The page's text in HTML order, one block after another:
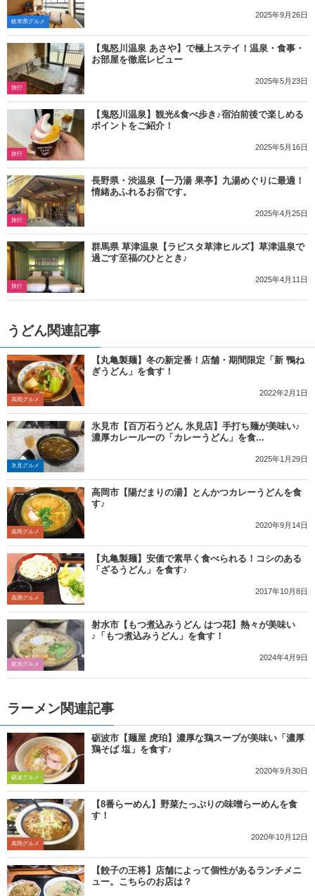
岐阜県グルメ
2025年9月26日
旅行
【鬼怒川温泉 あさや】で極上ステイ！温泉・食事・
お部屋を徹底レビュー
2025年5月23日
旅行
【鬼怒川温泉】観光&食べ歩き♪宿泊前後で楽しめる
ポイントをご紹介！
2025年5月16日
旅行
長野県・渋温泉【一乃湯 果亭】九湯めぐりに最適！
情緒あふれるお宿です。
2025年4月25日
旅行
群馬県 草津温泉【ラビスタ草津ヒルズ】草津温泉で
過ごす至福のひととき♪
2025年4月11日
うどん関連記事
高岡グルメ
【丸亀製麺】冬の新定番！店舗・期間限定「新 鴨ね
ぎうどん」を食す！
2022年2月1日
氷見グルメ
氷見市【百万石うどん 氷見店】手打ち麺が美味い♪
濃厚カレールーの「カレーうどん」を食...
2025年1月29日
高岡グルメ
高岡市【陽だまりの湯】とんかつカレーうどんを食
す♪
2020年9月14日
高岡グルメ
【丸亀製麺】安価で素早く食べられる！コシのある
「ざるうどん」を食す♪
2017年10月8日
射水グルメ
射水市【もつ煮込みうどん はつ花】熱々が美味い
♪「もつ煮込みうどん」を食す！
2024年4月9日
ラーメン関連記事
砺波グルメ
砺波市【麺屋 虎珀】濃厚な鶏スープが美味い「濃厚
鶏そば 塩」を食す♪
2020年9月30日
高岡グルメ
【8番らーめん】野菜たっぷりの味噌らーめんを食
す！
2020年10月12日
【餃子の王将】店舗によって個性があるランチメニ
ュー。こちらのお店は？